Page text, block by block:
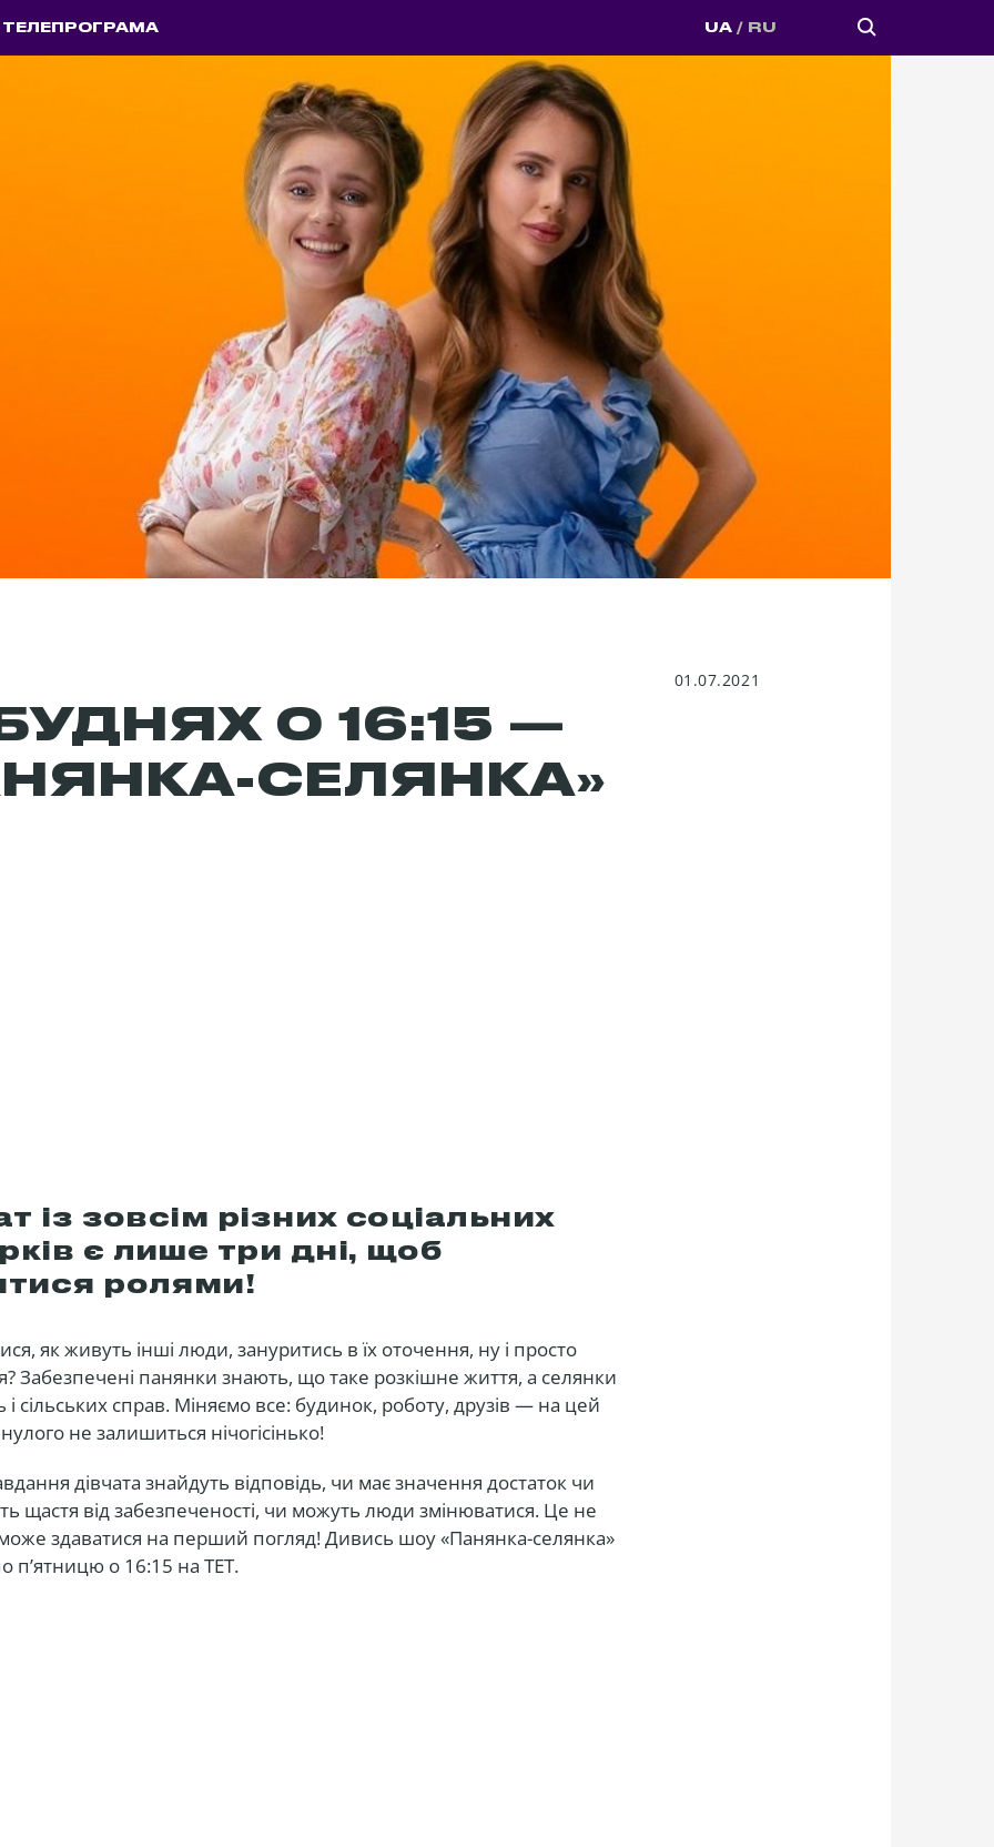
ТЕЛЕПРОГРАМА UA RU
01.07.2021
О 16:15 —
СЕЛЯНКА»
із зовсім різних соціальних
є лише три дні, щоб
ролями!
як живуть інші люди, зануритись в їх оточення, ну і просто
Забезпечені панянки знають, що таке розкішне життя, а селянки
сільських справ. Міняємо все: будинок, роботу, друзів — на цей
не залишиться нічогісінько!
дівчата знайдуть відповідь, чи має значення достаток чи
щастя від забезпеченості, чи можуть люди змінюватися. Це не
може здаватися на перший погляд! Дивись шоу «Панянка-селянка»
п’ятницю о 16:15 на ТЕТ.